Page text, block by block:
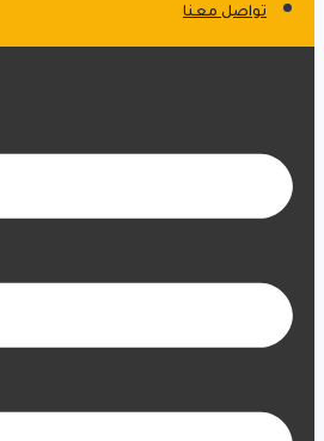
تواصل معنا